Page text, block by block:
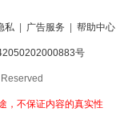
私 广告服务 帮助中心
号
，不保证内容的真实性